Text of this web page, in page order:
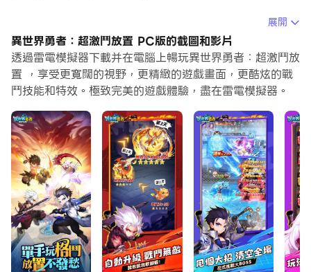
當你在電腦上玩異世界勇者：超激鬥放置的時候，作為一個
想要運行新帳號的初始玩家，多開和同步器功能對於首抽是
非常有用的。你可以使用他們去複製多個模擬器然後開始同
步過程。綁定您的帳號直到您抽到喜歡的英雄。
個很棒的選擇！運行同步器並錄製您的操作，然後即時地重
複主實例的操作。通過這樣做，您可以同時執行2個或更多
的帳戶。你可以總在其他人之前得到你想要的英雄！這要歸
功於更快的刷初始和更省時的召喚！現在就開始在電腦上下
載和玩異世界勇者：超激鬥放置吧！
踏上奇幻之旅，解開冒險大陸的終極謎團。全新休閒格鬥
放置RPG 《異世界勇者：超激鬥放置》邀你探索奇幻異世
界。體驗一隻手就能玩的格鬥遊戲，成為異世界勇者，一起
展開
異世界勇者：超激鬥放置 PC版的截圖和影片
透過雷電模擬器下載并在電腦上暢玩異世界勇者：超激鬥放
置 ，享受更寬闊的視野，更精緻的遊戲畫面，更酷炫的戰
鬥技能和特效。極致完美的遊戲體驗，盡在雷電模擬器。